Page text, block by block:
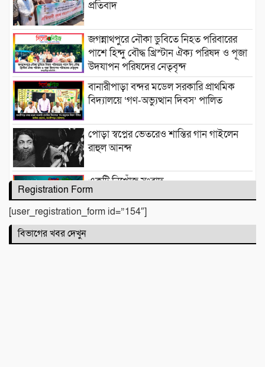
প্রতিবাদ
জগন্নাথপুরে নৌকা ডুবিতে নিহত পরিবারের
পাশে হিন্দু বৌদ্ধ খ্রিস্টান ঐক্য পরিষদ ও পূজা
উদযাপন পরিষদের নেতৃবৃন্দ
​বানারীপাড়া বন্দর মডেল সরকারি প্রাথমিক
বিদ্যালয়ে ‘গণ-অভ্যুত্থান দিবস’ পালিত
পোড়া স্বপ্নের ভেতরেও শান্তির গান গাইলেন
রাহুল আনন্দ
একটি নিখোঁজ সংবাদ
মাহে রবিউল আউয়াল মাসের গুরুত্ব ও
ফজিলত। হাফিজ মাছুম আহমদ দুধরচকী
Registration Form
[user_registration_form id=”154″]
বিভাগের খবর দেখুন